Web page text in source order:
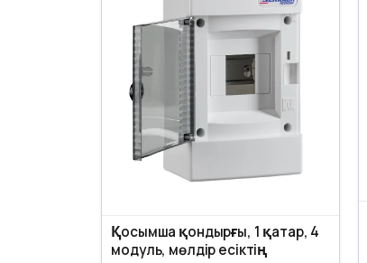
Қосымша қондырғы, 1 қатар, 4
модуль, мөлдір есіктің